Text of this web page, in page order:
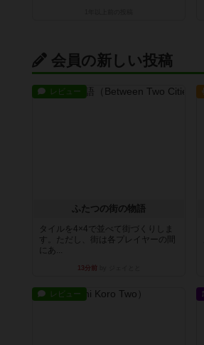
会員の新しい投稿
レビュー
ふたつの街の物語
タイルを4×4で並べて街づくりしま
す。ただし、街は各プレイヤーの間
にあ...
13分前
レビュー